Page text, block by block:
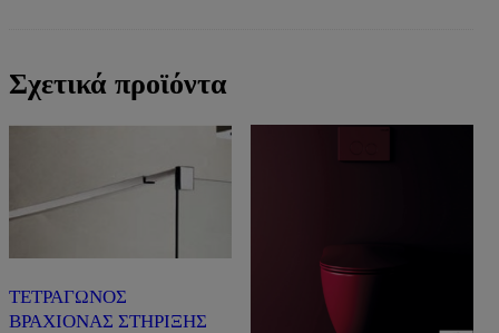
Σχετικά προϊόντα
ΤΕΤΡΑΓΩΝΟΣ
ΒΡΑΧΙΟΝΑΣ ΣΤΗΡΙΞΗΣ